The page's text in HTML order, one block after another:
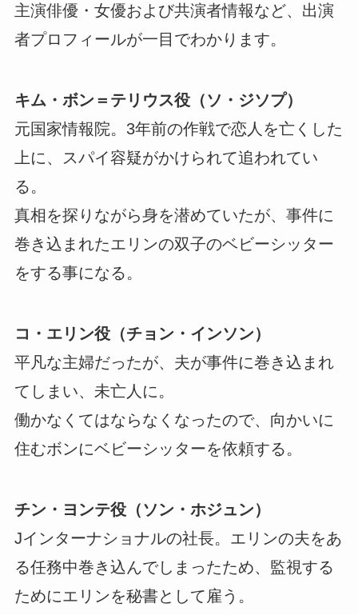
主演俳優・女優および共演者情報など、出演
者プロフィールが一目でわかります。
キム・ボン＝テリウス役（ソ・ジソプ）
元国家情報院。3年前の作戦で恋人を亡くした
上に、スパイ容疑がかけられて追われてい
る。
真相を探りながら身を潜めていたが、事件に
巻き込まれたエリンの双子のベビーシッター
をする事になる。
コ・エリン役（チョン・インソン）
平凡な主婦だったが、夫が事件に巻き込まれ
てしまい、未亡人に。
働かなくてはならなくなったので、向かいに
住むボンにベビーシッターを依頼する。
チン・ヨンテ役（ソン・ホジュン）
Jインターナショナルの社長。エリンの夫をあ
る任務中巻き込んでしまったため、監視する
ためにエリンを秘書として雇う。